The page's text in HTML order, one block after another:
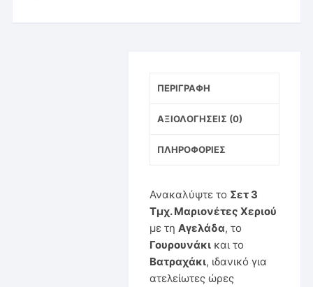
ΠΕΡΙΓΡΑΦΉ
ΑΞΙΟΛΟΓΉΣΕΙΣ (0)
ΠΛΗΡΟΦΟΡΊΕΣ
Ανακαλύψτε το Σετ 3
Τμχ. Μαριονέτες Χεριού
με τη Αγελάδα, το
Γουρουνάκικαι το
Βατραχάκι, ιδανικό για
ατελείωτες ώρες